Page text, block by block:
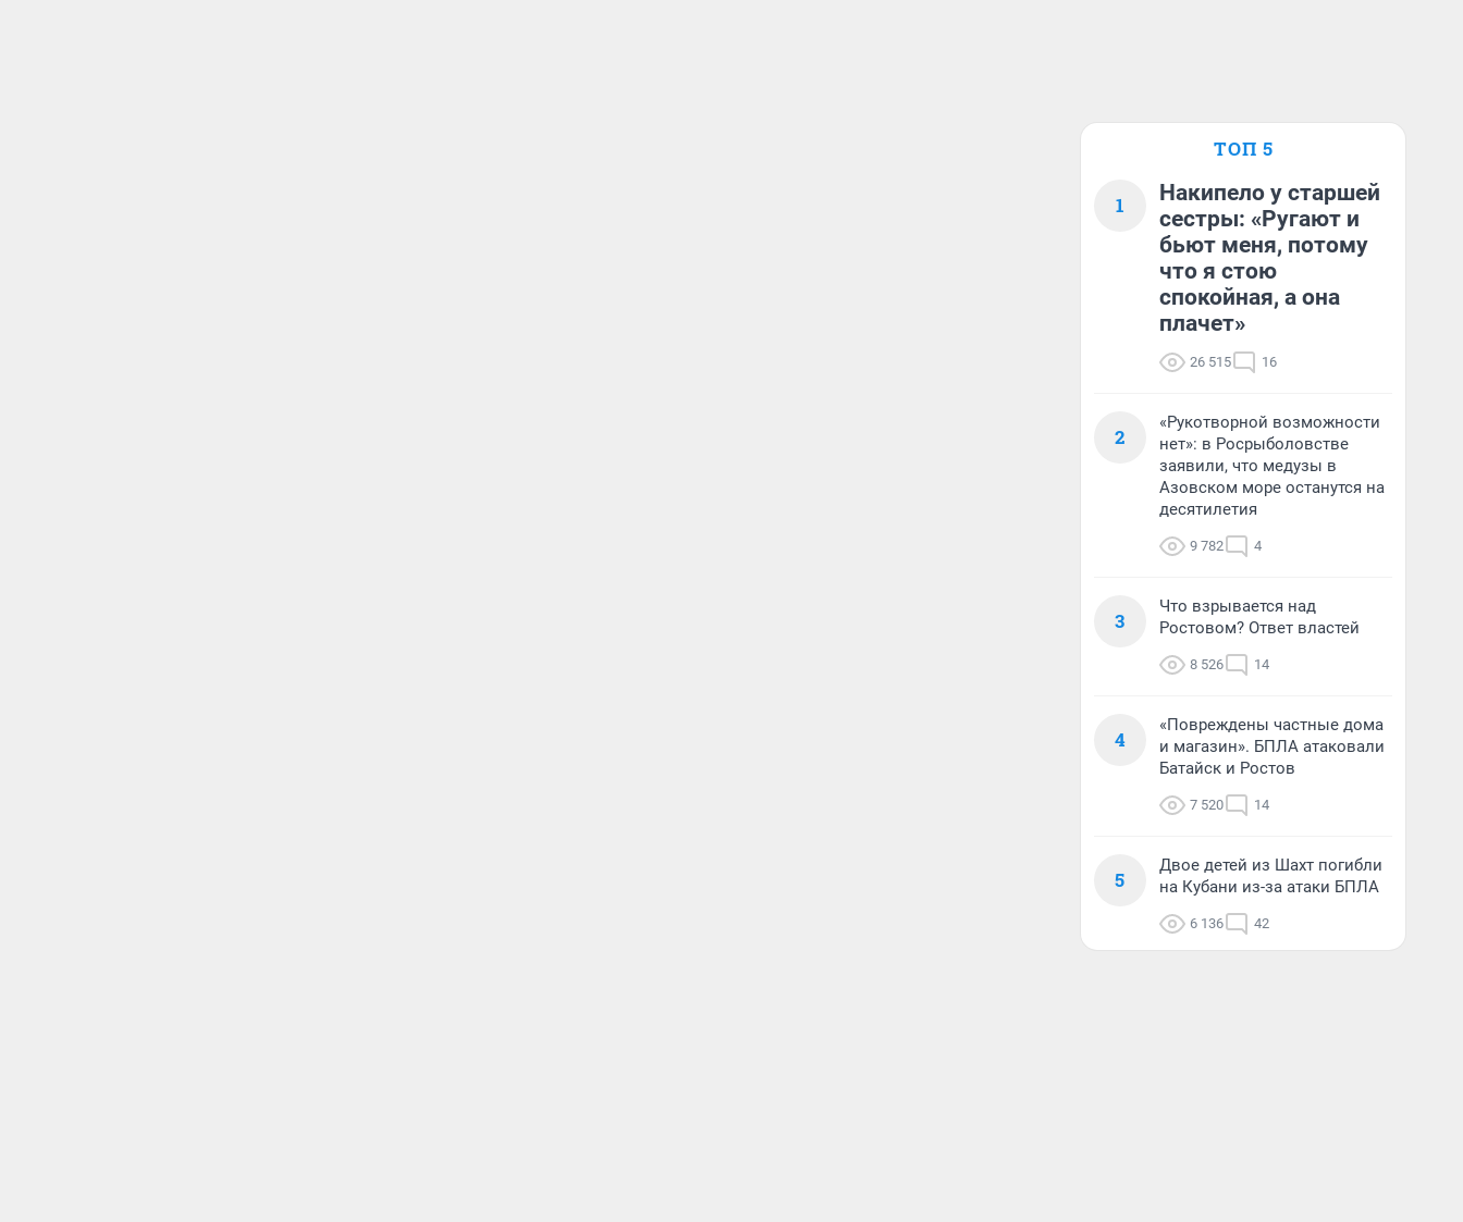
ТОП 5
1
Накипело у старшей
сестры: «Ругают и
бьют меня, потому
что я стою
спокойная, а она
плачет»
26 515 16
2
«Рукотворной возможности
нет»: в Росрыболовстве
заявили, что медузы в
Азовском море останутся на
десятилетия
9 782 4
3
Что взрывается над
Ростовом? Ответ властей
8 526 14
4
«Повреждены частные дома
и магазин». БПЛА атаковали
Батайск и Ростов
7 520 14
5
Двое детей из Шахт погибли
на Кубани из-за атаки БПЛА
6 136 42